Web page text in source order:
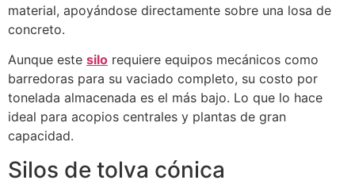
material, apoyándose directamente sobre una losa de
concreto.
Aunque este silo requiere equipos mecánicos como
barredoras para su vaciado completo, su costo por
tonelada almacenada es el más bajo. Lo que lo hace
ideal para acopios centrales y plantas de gran
capacidad.
Silos de tolva cónica